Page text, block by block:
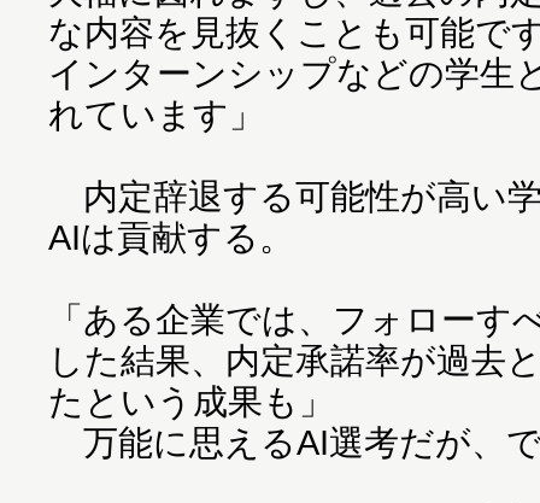
な内容を見抜くことも可能で
インターンシップなどの学生
れています」
内定辞退する可能性が高い
AIは貢献する。
「ある企業では、フォローす
した結果、内定承諾率が過去
たという成果も」
万能に思えるAI選考だが、